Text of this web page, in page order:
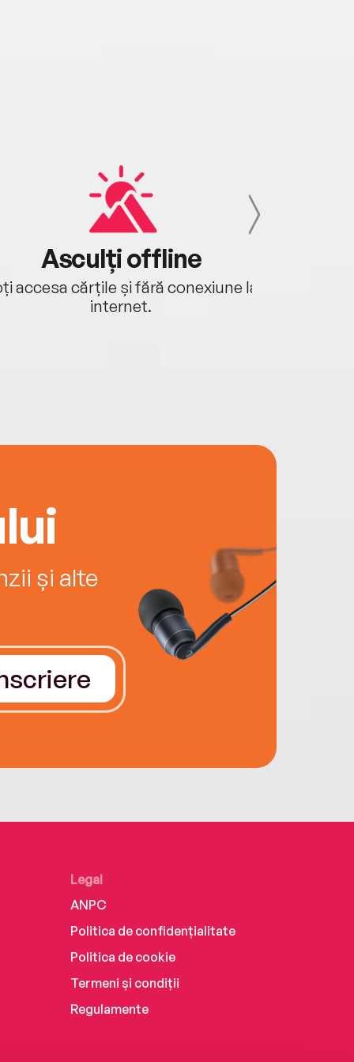
Asculți offline
accesa cărțile și fără conexiune la
internet.
și alte
Legal
ANPC
Politica de confidențialitate
Politica de cookie
Termeni și condiții
Regulamente